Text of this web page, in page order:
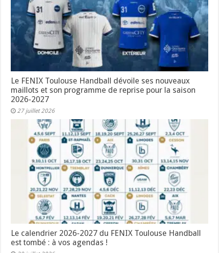
Le FENIX Toulouse Handball dévoile ses nouveaux
maillots et son programme de reprise pour la saison
2026-2027
27 juillet 2026
Le calendrier 2026-2027 du FENIX Toulouse Handball
est tombé : à vos agendas !